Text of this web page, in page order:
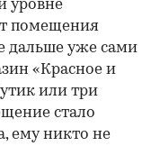
уровне
помещения
дальше уже сами
«Красное и
или три
стало
ему никто не